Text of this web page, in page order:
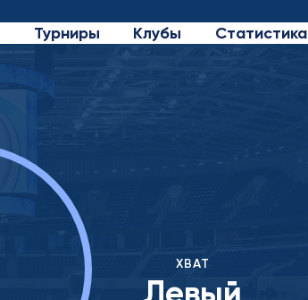
Турниры Клубы Статистика
ХВАТ